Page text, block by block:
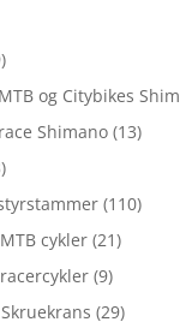
og Citybikes
Shimano (13)
(110)
cykler (21)
(9)
(29)